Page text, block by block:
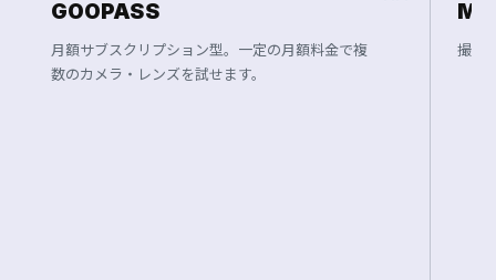
GOOPASS
月額サブスクリプション型。一定の月額料金で複
数のカメラ・レンズを試せます。
撮影